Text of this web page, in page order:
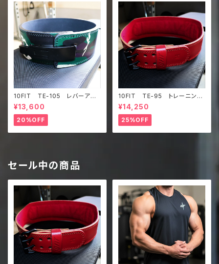
10FIT TE-105 レバーアク
ションベルト リフティングベル
ト パワーベルト 迷彩 liftin
g belt power belt lever
belt
¥13,600
20%OFF
10FIT TE-95 トレーニング
ベルト リフティングベルト パ
ワーベルト レザー ワインレ
ッド lifting belt power b
elt
¥14,250
25%OFF
セール中の商品